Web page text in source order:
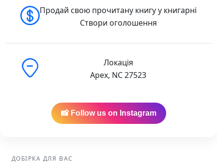
Продай свою прочитану книгу у книгарні
Створи оголошення
Локація
Apex, NC 27523
📸 Follow us on Instagram
ДОБІРКА ДЛЯ ВАС